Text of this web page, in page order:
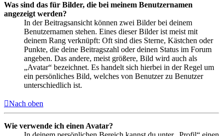
Was sind das für Bilder, die bei meinem Benutzernamen
angezeigt werden?
In der Beitragsansicht können zwei Bilder bei deinem
Benutzernamen stehen. Eines dieser Bilder ist meist mit
deinem Rang verknüpft: Oft sind dies Sterne, Kästchen oder
Punkte, die deine Beitragszahl oder deinen Status im Forum
angeben. Das andere, meist größere, Bild wird auch als
„Avatar“ bezeichnet. Es handelt sich hierbei in der Regel um
ein persönliches Bild, welches von Benutzer zu Benutzer
unterschiedlich ist.
Nach oben
Wie verwende ich einen Avatar?